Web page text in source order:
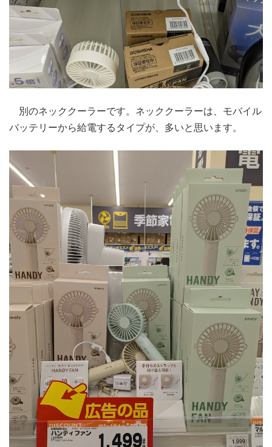
別のネッククーラーです。ネッククーラーは、モバイル
バッテリーから給電するタイプが、多いと思います。